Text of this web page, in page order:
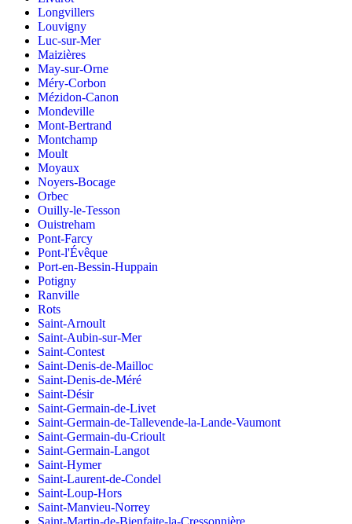
Longvillers
Louvigny
Luc-sur-Mer
Maizières
May-sur-Orne
Méry-Corbon
Mézidon-Canon
Mondeville
Mont-Bertrand
Montchamp
Moult
Moyaux
Noyers-Bocage
Orbec
Ouilly-le-Tesson
Ouistreham
Pont-Farcy
Pont-l'Évêque
Port-en-Bessin-Huppain
Potigny
Ranville
Rots
Saint-Arnoult
Saint-Aubin-sur-Mer
Saint-Contest
Saint-Denis-de-Mailloc
Saint-Denis-de-Méré
Saint-Désir
Saint-Germain-de-Livet
Saint-Germain-de-Tallevende-la-Lande-Vaumont
Saint-Germain-du-Crioult
Saint-Germain-Langot
Saint-Hymer
Saint-Laurent-de-Condel
Saint-Loup-Hors
Saint-Manvieu-Norrey
Saint-Martin-de-Bienfaite-la-Cressonnière